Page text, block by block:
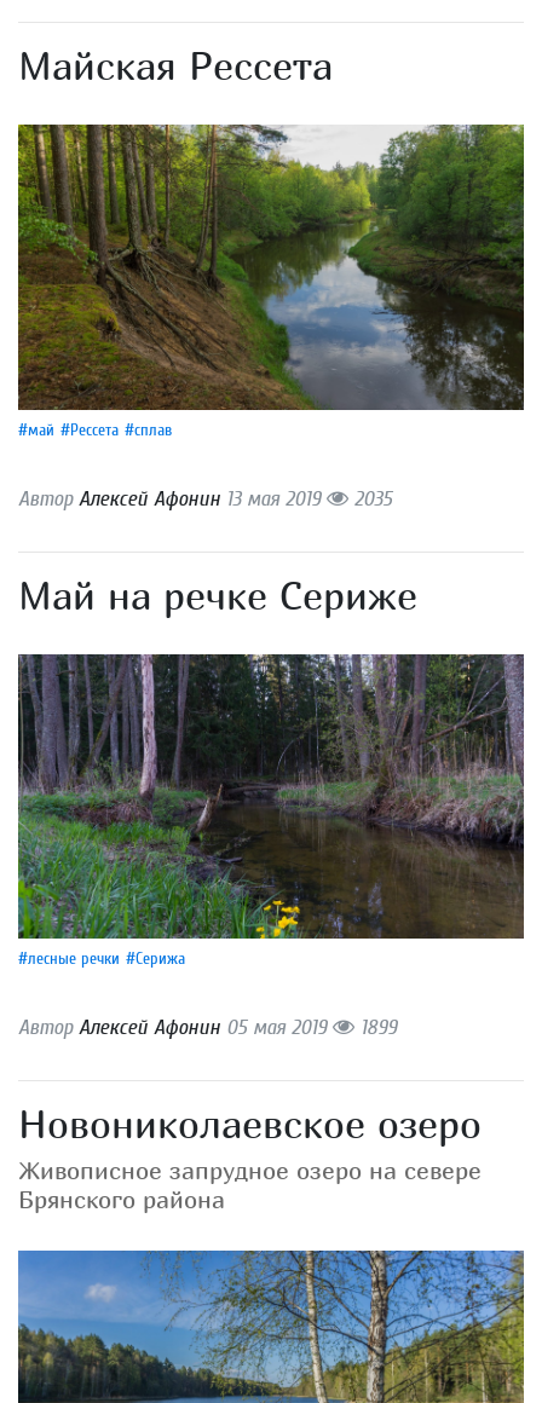
Майская Рессета
#май #Рессета #сплав
АвторАлексей Афонин 13 мая 2019 2035
Май на речке Сериже
#лесные речки #Серижа
АвторАлексей Афонин 05 мая 2019 1899
Новониколаевское озеро
Живописное запрудное озеро на севере
Брянского района